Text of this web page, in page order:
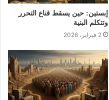
إبستين: حين يسقط قناع التحرر
وتتكلم البنية
2 فبراير، 2026